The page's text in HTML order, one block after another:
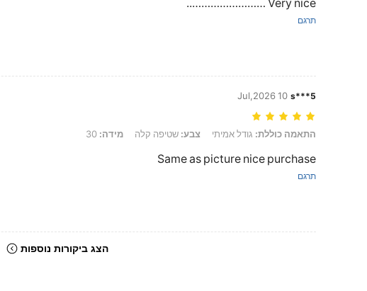
Very nice ……………………..
תרגם
s***5
10 Jul,2026
התאמה כוללת: גודל אמיתי, צבע: שטיפה קלה, מידה: 30
התאמה כוללת: גודל אמיתי צבע: שטיפה קלה מידה:
Same as picture nice purchase
תרגם
הצג ביקורות נוספות